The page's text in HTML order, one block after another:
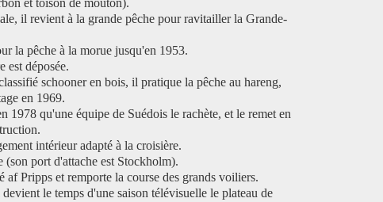
et toison de mouton).
il revient à la grande pêche pour ravitailler la Grande-
la pêche à la morue jusqu'en 1953.
est déposée.
schooner en bois, il pratique la pêche au hareng,
en 1969.
1978 qu'une équipe de Suédois le rachète, et le remet en
intérieur adapté à la croisière.
port d'attache est Stockholm).
Pripps et remporte la course des grands voiliers.
devient le temps d'une saison télévisuelle le plateau de